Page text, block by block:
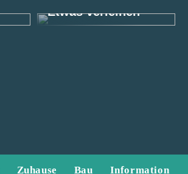
Etwas verleihen
Zuhause Bau Information